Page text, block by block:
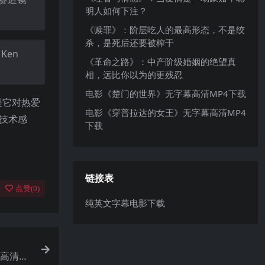
对热爱
术感
点赞(0)
清M
明人如何下注？
《赎罪》：阶层吃人的最高形态，不是绞
杀，是死后还要被榨干
《革命之路》：中产阶级婚姻的绝望真
相，远比你以为的更残忍
电影《楚门的世界》无字幕高清MP4下载
电影《穿普拉达的女王》无字幕高清MP4
下载
链接表
纯英文字幕电影下载